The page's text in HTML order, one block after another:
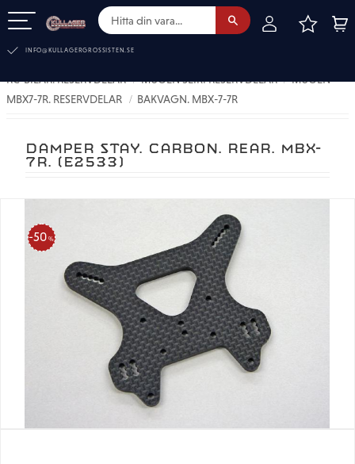
INFO@KULLAGERGROSSISTEN.SE
RC-BILAR. RESERVDELAR MUGEN SEIKI RESERVDELAR
MUGEN
MBX7-7R. RESERVDELAR
BAKVAGN. MBX-7-7R
DAMPER STAY. CARBON. REAR. MBX-
7R. (E2533)
50 %